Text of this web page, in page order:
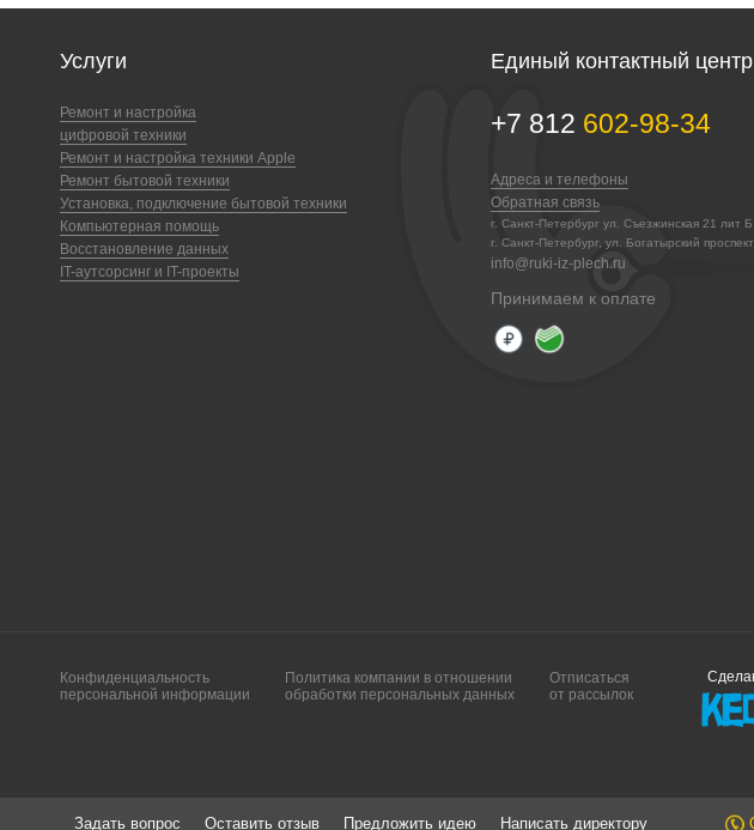
Услуги
Ремонт и настройка
цифровой техники
Ремонт и настройка техники Apple
Ремонт бытовой техники
Установка, подключение бытовой техники
Компьютерная помощь
Восстановление данных
IT-аутсорсинг и IT-проекты
Единый контактный центр
+7 812 602-98-34
Адреса и телефоны
Обратная связь
г. Санкт-Петербург ул. Съезжинская 21 лит Б.
г. Санкт-Петербург, ул. Богатырский
info@ruki-iz-plech.ru
Принимаем к оплате
Конфиденциальность
персональной информации
Политика компании в отношении
обработки персональных данных
Отписаться
от рассылок
Задать вопрос Оставить отзыв Предложить идею Написать директору